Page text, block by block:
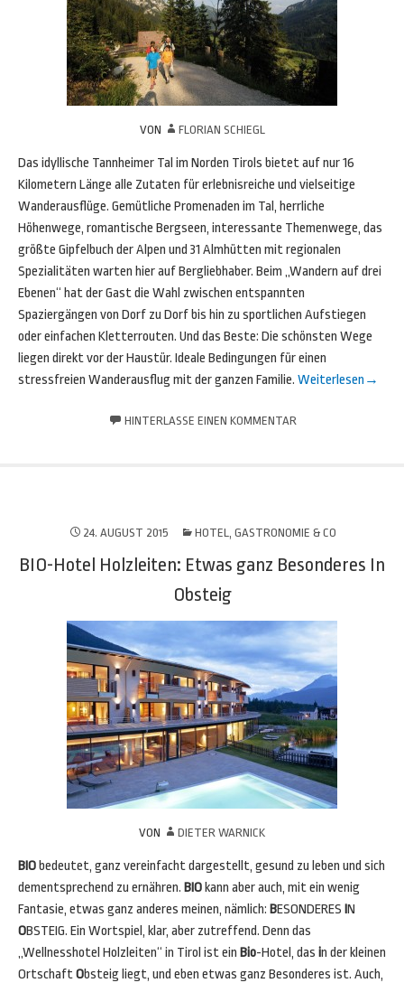
VON FLORIAN SCHIEGL
Das idyllische Tannheimer Tal im Norden Tirols bietet auf nur 16
Kilometern Länge alle Zutaten für erlebnisreiche und vielseitige
Wanderausflüge. Gemütliche Promenaden im Tal, herrliche
Höhenwege, romantische Bergseen, interessante Themenwege, das
größte Gipfelbuch der Alpen und 31 Almhütten mit regionalen
Spezialitäten warten hier auf Bergliebhaber. Beim „Wandern auf drei
Ebenen“ hat der Gast die Wahl zwischen entspannten
Spaziergängen von Dorf zu Dorf bis hin zu sportlichen Aufstiegen
oder einfachen Kletterrouten. Und das Beste: Die schönsten Wege
liegen direkt vor der Haustür. Ideale Bedingungen für einen
stressfreien Wanderausflug mit der ganzen Familie. Weiterlesen →
HINTERLASSE EINEN KOMMENTAR
24. AUGUST 2015 HOTEL, GASTRONOMIE & CO
BIO-Hotel Holzleiten: Etwas ganz Besonderes In
Obsteig
VON DIETER WARNICK
BIObedeutet, ganz vereinfacht dargestellt, gesund zu leben und sich
dementsprechend zu ernähren. BIO kann aber auch, mit ein wenig
Fantasie, etwas ganz anderes meinen, nämlich: BESONDERES IN
OBSTEIG. Ein Wortspiel, klar, aber zutreffend. Denn das
„Wellnesshotel Holzleiten“ in Tirol ist ein Bio-Hotel, das in der kleinen
OrtschaftObsteig liegt, und eben etwas ganz Besonderes ist. Auch,